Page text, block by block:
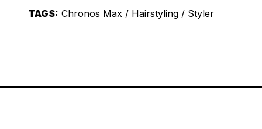
TAGS: Chronos Max / Hairstyling / Styler